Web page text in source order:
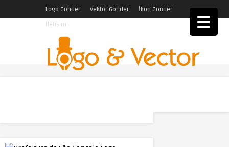
Logo Gönder Vektör Gönder
İkon Gönder
İletişim